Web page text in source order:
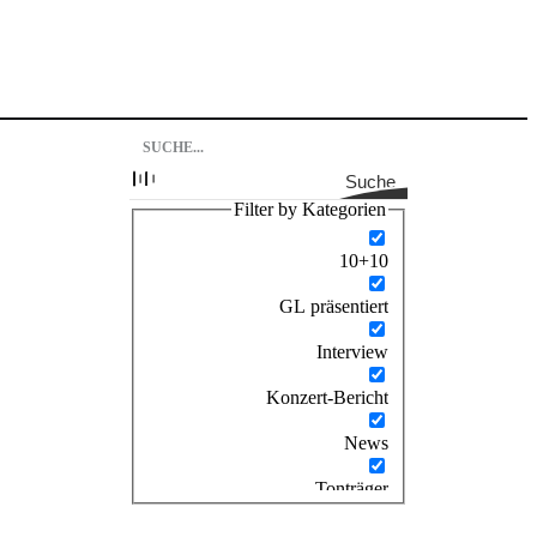
Suche
Filter by Kategorien
10+10
GL präsentiert
Interview
Konzert-Bericht
News
Tonträger